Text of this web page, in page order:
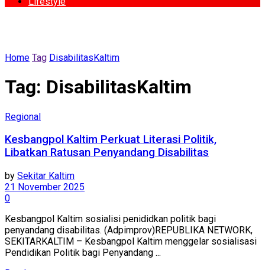
Home Tag DisabilitasKaltim
Tag: DisabilitasKaltim
Regional
Kesbangpol Kaltim Perkuat Literasi Politik,
Libatkan Ratusan Penyandang Disabilitas
by Sekitar Kaltim
21 November 2025
0
Kesbangpol Kaltim sosialisi penididkan politik bagi
penyandang disabilitas. (Adpimprov)REPUBLIKA NETWORK,
SEKITARKALTIM – Kesbangpol Kaltim menggelar sosialisasi
Pendidikan Politik bagi Penyandang ...